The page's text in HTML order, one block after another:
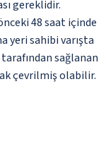
gereklidir.
48 saat içinde
yeri sahibi varışta
sağlanan
çevrilmiş olabilir.